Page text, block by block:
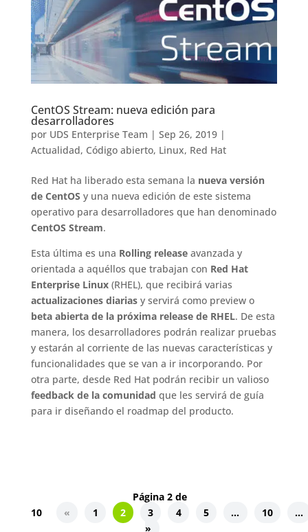
CentOS Stream: nueva edición para
desarrolladores
por UDS Enterprise Team | Sep 26, 2019|
Actualidad, Código abierto, Linux, Red Hat
Red Hat ha liberado esta semana la nueva versión
de CentOS y una nueva edición de este sistema
operativo para desarrolladores que han denominado
CentOS Stream.
Esta última es una Rolling releaseavanzada y
orientada a aquéllos que trabajan con Red Hat
Enterprise Linux(RHEL), que recibirá varias
actualizaciones diariasy servirá como preview o
beta abierta de la próxima release de RHEL. De esta
manera, los desarrolladores podrán realizar pruebas
y estarán al corriente de las nuevas características y
funcionalidades que se van a ir incorporando. Por
otra parte, desde Red Hat podrán recibir un valioso
feedback de la comunidad que les servirá de guía
para ir diseñando el roadmap del producto.
Página 2 de
10
« 1 2 3 4 5 ... 10
...
»